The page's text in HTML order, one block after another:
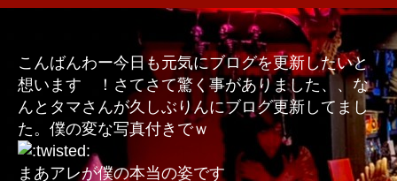
A
殿
へ
の
こんばんわー今日も元気にブログを更新したいと
想います ！さてさて驚く事がありました、、な
んとタマさんが久しぶりんにブログ更新してまし
た。僕の変な写真付きでｗ
まあアレが僕の本当の姿です